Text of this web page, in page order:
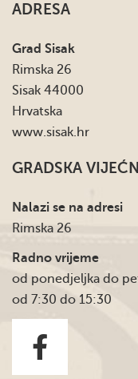
ADRESA
Grad Sisak
Rimska 26
Sisak 44000
Hrvatska
www.sisak.hr
GRADSKA
Nalazi se na adresi
Rimska 26
Radno vrijeme
od ponedjeljka do
od 7:30 do 15:30